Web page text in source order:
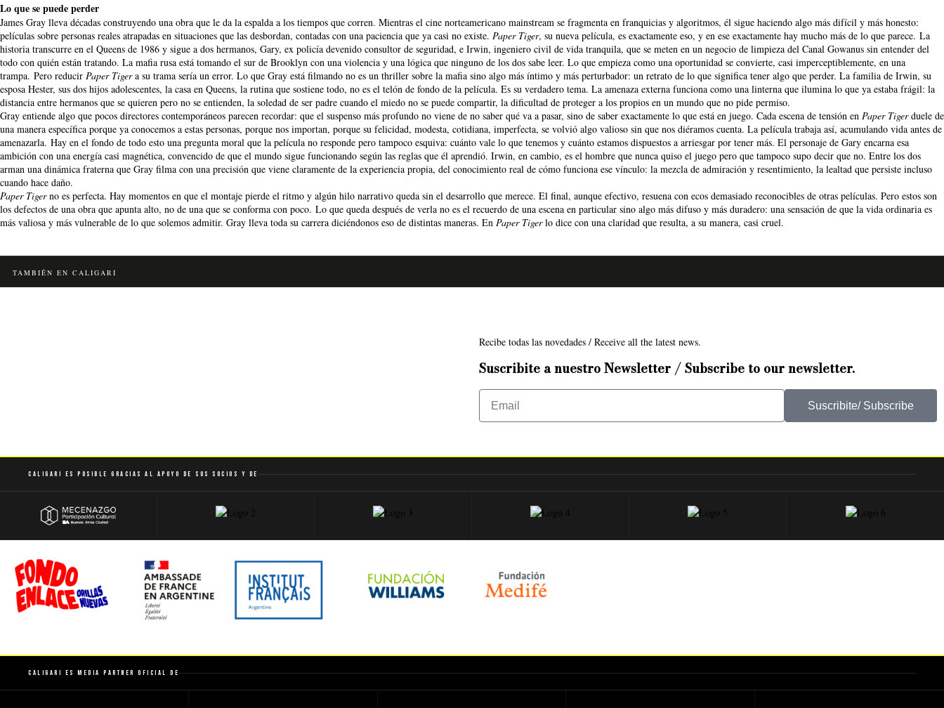
Lo que se puede perder
James Gray lleva décadas construyendo una obra que le da la espalda a los tiempos que corren. Mientras el cine norteamericano mainstream se fragmenta en franquicias y algoritmos, él sigue haciendo algo más difícil y más honesto:
películas sobre personas reales atrapadas en situaciones que las desbordan, contadas con una paciencia que ya casi no existe. Paper Tiger, su nueva película, es exactamente eso, y en ese exactamente hay mucho más de lo que parece. La
historia transcurre en el Queens de 1986 y sigue a dos hermanos, Gary, ex policía devenido consultor de seguridad, e Irwin, ingeniero civil de vida tranquila, que se meten en un negocio de limpieza del Canal Gowanus sin entender del
todo con quién están tratando. La mafia rusa está tomando el sur de Brooklyn con una violencia y una lógica que ninguno de los dos sabe leer. Lo que empieza como una oportunidad se convierte, casi imperceptiblemente, en una
trampa. Pero reducir Paper Tigera su trama sería un error. Lo que Gray está filmando no es un thriller sobre la mafia sino algo más íntimo y más perturbador: un retrato de lo que significa tener algo que perder. La familia de Irwin, su
esposa Hester, sus dos hijos adolescentes, la casa en Queens, la rutina que sostiene todo, no es el telón de fondo de la película. Es su verdadero tema. La amenaza externa funciona como una linterna que ilumina lo que ya estaba frágil: la
distancia entre hermanos que se quieren pero no se entienden, la soledad de ser padre cuando el miedo no se puede compartir, la dificultad de proteger a los propios en un mundo que no pide permiso.
Gray entiende algo que pocos directores contemporáneos parecen recordar: que el suspenso más profundo no viene de no saber qué va a pasar, sino de saber exactamente lo que está en juego. Cada escena de tensión en Paper Tigerduele de
una manera específica porque ya conocemos a estas personas, porque nos importan, porque su felicidad, modesta, cotidiana, imperfecta, se volvió algo valioso sin que nos diéramos cuenta. La película trabaja así, acumulando vida antes de
amenazarla. Hay en el fondo de todo esto una pregunta moral que la película no responde pero tampoco esquiva: cuánto vale lo que tenemos y cuánto estamos dispuestos a arriesgar por tener más. El personaje de Gary encarna esa
ambición con una energía casi magnética, convencido de que el mundo sigue funcionando según las reglas que él aprendió. Irwin, en cambio, es el hombre que nunca quiso el juego pero que tampoco supo decir que no. Entre los dos
arman una dinámica fraterna que Gray filma con una precisión que viene claramente de la experiencia propia, del conocimiento real de cómo funciona ese vínculo: la mezcla de admiración y resentimiento, la lealtad que persiste incluso
cuando hace daño.
Paper Tigerno es perfecta. Hay momentos en que el montaje pierde el ritmo y algún hilo narrativo queda sin el desarrollo que merece. El final, aunque efectivo, resuena con ecos demasiado reconocibles de otras películas. Pero estos son
los defectos de una obra que apunta alto, no de una que se conforma con poco. Lo que queda después de verla no es el recuerdo de una escena en particular sino algo más difuso y más duradero: una sensación de que la vida ordinaria es
más valiosa y más vulnerable de lo que solemos admitir. Gray lleva toda su carrera diciéndonos eso de distintas maneras. En Paper Tigerlo dice con una claridad que resulta, a su manera, casi cruel.
TAMBIÉN EN CALIGARI
Recibe todas las novedades / Receive all the latest news.
Suscribite a nuestro Newsletter / Subscribe to our newsletter.
Suscribite/ Subscribe
Caligari es posible gracias al apoyo de sus socios y de
Caligari es Media Partner Oficial de